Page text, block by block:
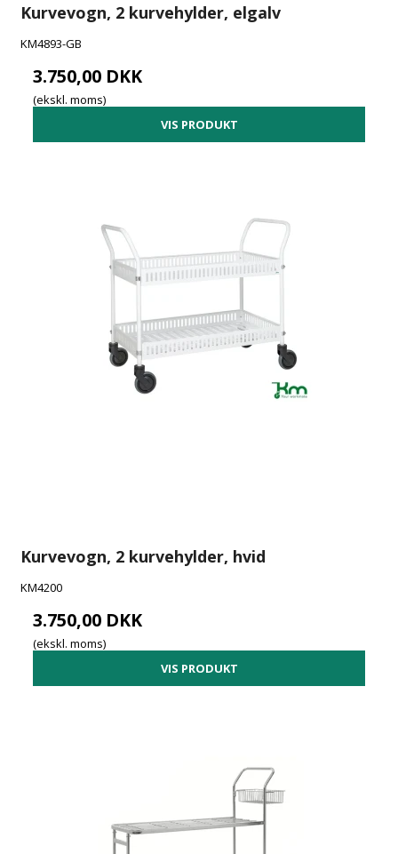
Kurvevogn, 2 kurvehylder, elgalv
KM4893-GB
3.750,00 DKK
(ekskl. moms)
VIS PRODUKT
Kurvevogn, 2 kurvehylder, hvid
KM4200
3.750,00 DKK
(ekskl. moms)
VIS PRODUKT